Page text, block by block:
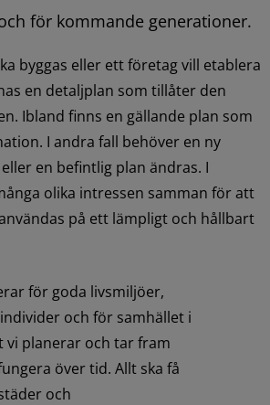
för kommande generationer.
byggas eller ett företag vill etablera
en detaljplan som tillåter den
Ibland finns en gällande plan som
I andra fall behöver en ny
en befintlig plan ändras. I
olika intressen samman för att
på ett lämpligt och hållbart
för goda livsmiljöer,
och för samhället i
vi planerar och tar fram
över tid. Allt ska få
och